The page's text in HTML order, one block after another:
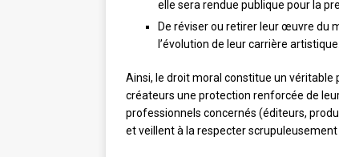
elle sera rendue publique pour la
De réviser ou retirer leur œuvre du
l’évolution de leur carrière artistique.
Ainsi, le droit moral constitue un
créateurs une protection renforcée de
professionnels concernés (éditeurs,
et veillent à la respecter